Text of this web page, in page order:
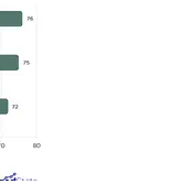
menggunakan
publik maupun
wawancara dengan
data